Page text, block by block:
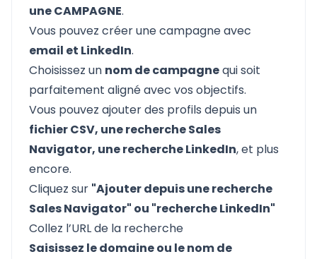
une CAMPAGNE.
Vous pouvez créer une campagne avec
email et LinkedIn.
Choisissez un nom de campagnequi soit
parfaitement aligné avec vos objectifs.
Vous pouvez ajouter des profils depuis un
fichier CSV, une recherche Sales
Navigator, une recherche LinkedIn, et plus
encore.
Cliquez sur "Ajouter depuis une recherche
Sales Navigator" ou "recherche LinkedIn"
Collez l’URL de la recherche
Saisissez le domaine ou le nom de